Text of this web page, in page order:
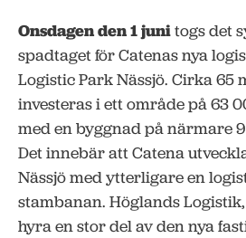
Onsdagen den 1 junitogs det
spadtaget för Catenas nya
Logistic Park Nässjö. Cirka
investeras i ett område på 63
med en byggnad på närmare
Det innebär att Catena
Nässjö med ytterligare en
stambanan. Höglands
hyra en stor del av den nya